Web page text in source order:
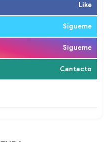
Like
Sigueme
Sigueme
Cantacto